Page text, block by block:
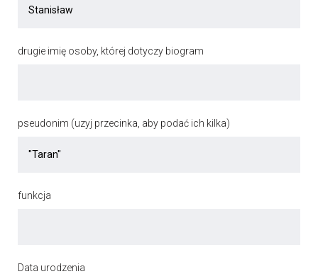
drugie imię osoby, której dotyczy biogram
pseudonim (uzyj przecinka, aby podać ich kilka)
funkcja
Data urodzenia